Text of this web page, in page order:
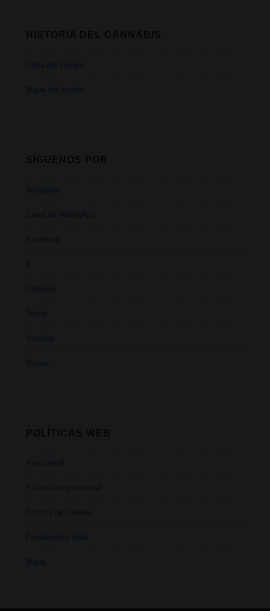
Linea del tiempo
Mapa del mundo
Instagram
Canal de WhatsApp
Facebook
X
Linkedin
Tiktok
Youtube
Vimeo
Aviso legal
Política de privacidad
Política de cookies
Fundamento legal
Mapa